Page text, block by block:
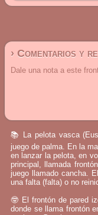
› Comentarios y
Dale una nota a este
📚 La pelota vasca
juego de palma. En la
en lanzar la pelota, en
principal, llamada
juego llamado cancha.
una falta (falta) o no
🤓 El frontón de pared
donde se llama frontón